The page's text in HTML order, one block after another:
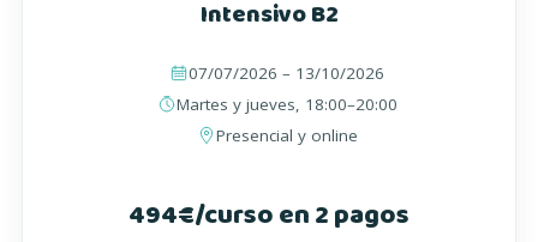
Intensivo B2
07/07/2026 – 13/10/2026
Martes y jueves, 18:00–20:00
Presencial y online
494€/curso en 2 pagos